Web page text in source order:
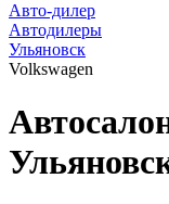
Авто-дилер
Автодилеры
Ульяновск
Volkswagen